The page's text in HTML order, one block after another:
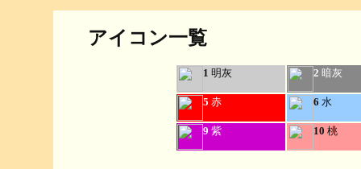
アイコン一覧
1 明灰 2 暗灰
5 赤 6 水
9 紫 10 桃